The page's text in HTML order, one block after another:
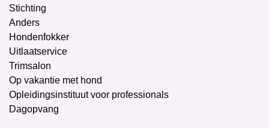
Stichting
Anders
Hondenfokker
Uitlaatservice
Trimsalon
Op vakantie met hond
Opleidingsinstituut voor professionals
Dagopvang